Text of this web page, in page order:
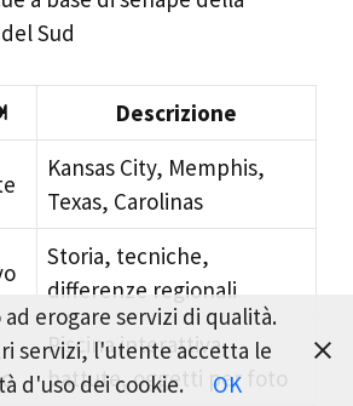
Sud
Descrizione
Kansas City, Memphis,
Texas, Carolinas
Storia, tecniche,
differenze regionali
Piscina interattiva,
battute, oggetti per foto
erogare servizi di qualità.
servizi, l'utente accetta le
d'uso dei cookie.
OK